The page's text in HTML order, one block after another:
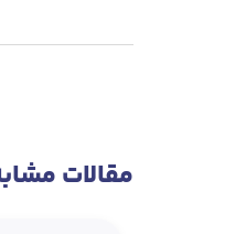
مقالات